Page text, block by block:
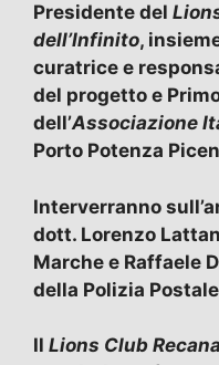
Presidente del
dell’Infinito,
curatrice e
del progetto e
dell’Associazione
Porto Potenza
Interverranno
dott. Lorenzo
Marche e Raffaele
della Polizia
Il Lions Club